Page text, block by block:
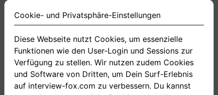
Du hast zu dieser Frage noch keine Antworten
+ Neue Antwort aufnehmen
Cookie- und Privatsphäre-Einstellungen
Diese Webseite nutzt Cookies, um essenzielle
Funktionen wie den User-Login und Sessions zur
Verfügung zu stellen. Wir nutzen zudem Cookies
und Software von Dritten, um Dein Surf-Erlebnis
auf interview-fox.com zu verbessern. Du kannst